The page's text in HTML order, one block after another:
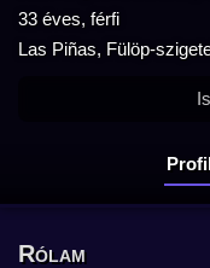
33 éves, férfi
Las Piñas, Fülöp-
Rólam